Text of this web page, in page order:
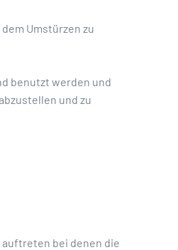
Umstürzen zu
benutzt werden und
und zu
bei denen die